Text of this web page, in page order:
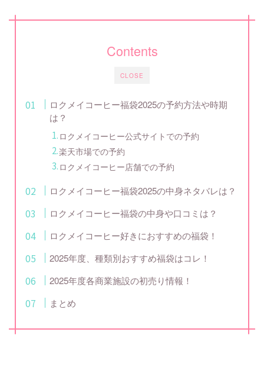
CLOSE
Contents
ロクメイコーヒー福袋2025の予約方法や時期
は？
ロクメイコーヒー公式サイトでの予約
楽天市場での予約
ロクメイコーヒー店舗での予約
ロクメイコーヒー福袋2025の中身ネタバレは？
ロクメイコーヒー福袋の中身や口コミは？
ロクメイコーヒー好きにおすすめの福袋！
2025年度、種類別おすすめ福袋はコレ！
2025年度各商業施設の初売り情報！
まとめ